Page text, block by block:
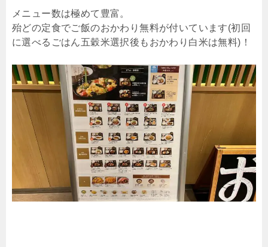
メニュー数は極めて豊富。
殆どの定食でご飯のおかわり無料が付いています(初回
に選べるごはん五穀米選択後もおかわり白米は無料)！